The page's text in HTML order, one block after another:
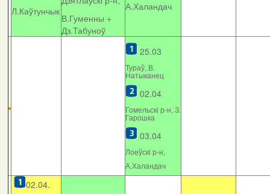
Л.Каўтунчык
В.Гуменны +
Дз.Табуноў
А.Халандач
25.03
Тураў, В.
Натыканец
02.04
Гомельскі р-н, З.
Гарошка
03.04
Лоеўскі р-н,
А.Халандач
02.04.